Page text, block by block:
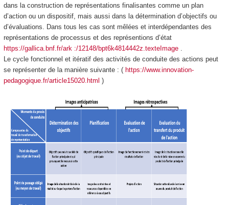
dans la construction de représentations finalisantes comme un plan
d’action ou un dispositif, mais aussi dans la détermination d’objectifs ou
d’évaluations. Dans tous les cas sont mêlées et interdépendantes des
représentations de processus et des représentions d’état
https://gallica.bnf.fr/ark :/12148/bpt6k4814442z.texteImage.
Le cycle fonctionnel et itératif des activités de conduite des actions peut
se représenter de la manière suivante : ( https://www.innovation-
pedagogique.fr/article15020.html )